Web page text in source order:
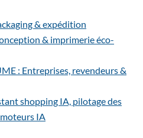
& expédition
& imprimerie éco-
: Entreprises, revendeurs &
shopping IA, pilotage des
IA